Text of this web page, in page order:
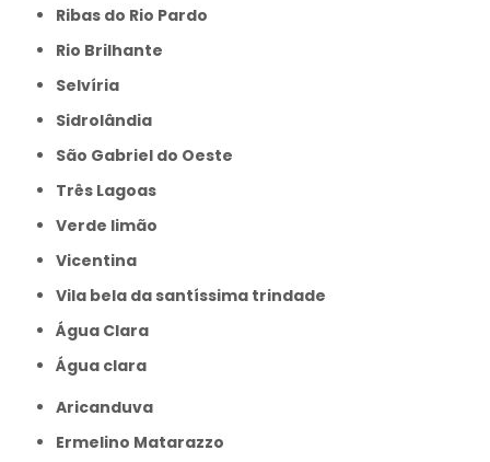
Ribas do Rio Pardo
Rio Brilhante
Selvíria
Sidrolândia
São Gabriel do Oeste
Três Lagoas
Verde limão
Vicentina
Vila bela da santíssima trindade
Água Clara
Água clara
Aricanduva
Ermelino Matarazzo